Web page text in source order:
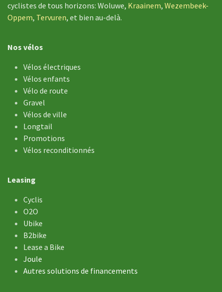
cyclistes de tous horizons: Woluwe, Kraainem, Wezembeek-
Oppem, Tervuren, et bien au-delà.
Nos vélos
Vélos électriques
Vélos enfants
Vélo de ​route
Gravel
Vélos de ville
Longtail
Promotions
Vélos reconditionnés
Leasing
Cyclis
O2O
Ubike
B2bike
Lease a Bike
Joule
Autres solutions de financements